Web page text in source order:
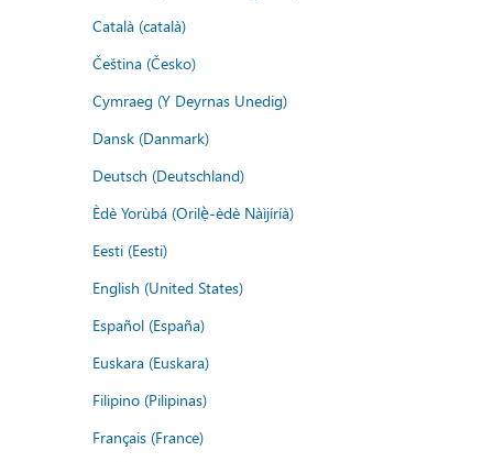
Català (català)
Čeština (Česko)
Cymraeg (Y Deyrnas Unedig)
Dansk (Danmark)
Deutsch (Deutschland)
Èdè Yorùbá (Orilẹ̀-èdè Nàìjíríà)
Eesti (Eesti)
English (United States)
Español (España)
Euskara (Euskara)
Filipino (Pilipinas)
Français (France)